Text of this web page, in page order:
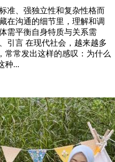
准、强独立性和复杂性格而
在沟通的细节里，理解和调
需平衡自身特质与关系需
引言 在现代社会，越来越多
常常发出这样的感叹：为什么
种...